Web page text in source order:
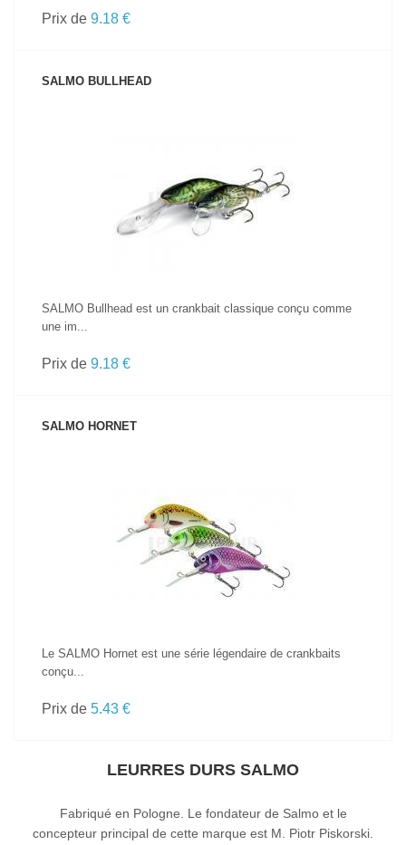
Prix de 9.18 €
SALMO BULLHEAD
SALMO Bullhead est un crankbait classique conçu comme
une im...
Prix de 9.18 €
SALMO HORNET
VOIR LE PRODUIT
Le SALMO Hornet est une série légendaire de crankbaits
conçu...
Prix de 5.43 €
LEURRES DURS SALMO
Fabriqué en Pologne. Le fondateur de Salmo et le
concepteur principal de cette marque est M. Piotr Piskorski.